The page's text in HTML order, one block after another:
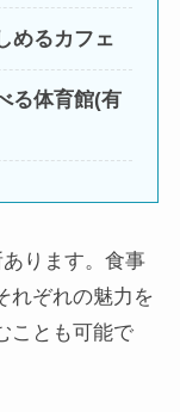
めるカフェ
る体育館(有
ります。食事
れぞれの魅力を
ことも可能で